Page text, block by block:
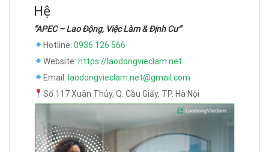
Hệ
“APEC – Lao Động, Việc Làm & Định Cư”
Hotline: 0936 126 566
Website: https://laodongvieclam.net
Email: laodongvieclam.net@gmail.com
Số 117 Xuân Thủy, Q. Cầu Giấy, TP. Hà Nội